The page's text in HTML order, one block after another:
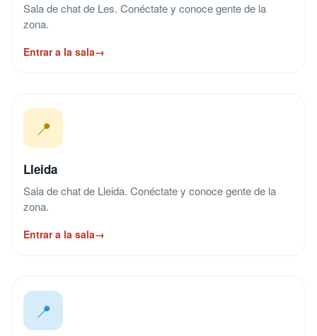
Sala de chat de Les. Conéctate y conoce gente de la
zona.
Entrar a la sala→
📍
Lleida
Sala de chat de Lleida. Conéctate y conoce gente de la
zona.
Entrar a la sala→
📍